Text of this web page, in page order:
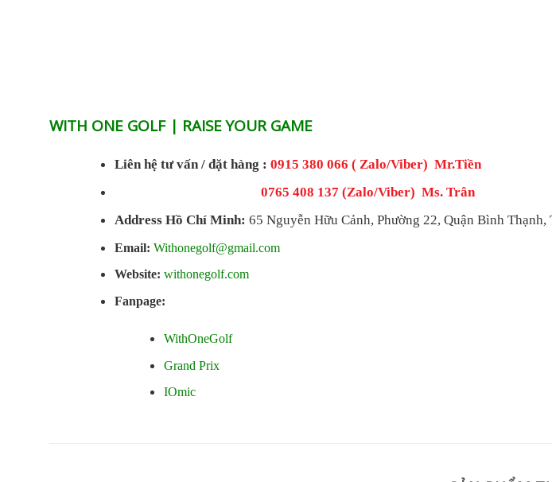
WITH ONE GOLF | RAISE YOUR GAME
Liên hệ tư vấn / đặt hàng : 0915 380 066 ( Zalo/Viber) Mr.Tiền
0765 408 137 (Zalo/Viber) Ms. Trân
Address Hồ Chí Minh: 65 Nguyễn Hữu Cảnh, Phường 22, Quận Bình Thạnh,
Email: Withonegolf@gmail.com
Website: withonegolf.com
Fanpage:
WithOneGolf
Grand Prix
IOmic